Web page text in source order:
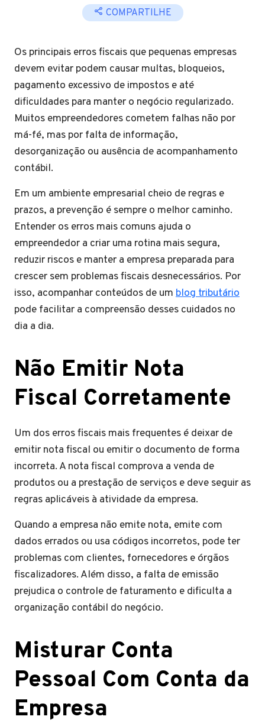
COMPARTILHE
Os principais erros fiscais que pequenas empresas
devem evitar podem causar multas, bloqueios,
pagamento excessivo de impostos e até
dificuldades para manter o negócio regularizado.
Muitos empreendedores cometem falhas não por
má-fé, mas por falta de informação,
desorganização ou ausência de acompanhamento
contábil.
Em um ambiente empresarial cheio de regras e
prazos, a prevenção é sempre o melhor caminho.
Entender os erros mais comuns ajuda o
empreendedor a criar uma rotina mais segura,
reduzir riscos e manter a empresa preparada para
crescer sem problemas fiscais desnecessários. Por
isso, acompanhar conteúdos de um blog tributário
pode facilitar a compreensão desses cuidados no
dia a dia.
Não Emitir Nota
Fiscal Corretamente
Um dos erros fiscais mais frequentes é deixar de
emitir nota fiscal ou emitir o documento de forma
incorreta. A nota fiscal comprova a venda de
produtos ou a prestação de serviços e deve seguir as
regras aplicáveis à atividade da empresa.
Quando a empresa não emite nota, emite com
dados errados ou usa códigos incorretos, pode ter
problemas com clientes, fornecedores e órgãos
fiscalizadores. Além disso, a falta de emissão
prejudica o controle de faturamento e dificulta a
organização contábil do negócio.
Misturar Conta
Pessoal Com Conta da
Empresa